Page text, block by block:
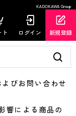
KADOKAWA Group
ト ログイン 新規登録
びお問い合わせ
による商品の